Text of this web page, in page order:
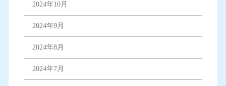
2024年10月
2024年9月
2024年8月
2024年7月